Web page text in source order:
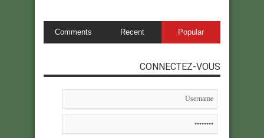
Popular
Recent
Comments
CONNECTEZ-VOUS